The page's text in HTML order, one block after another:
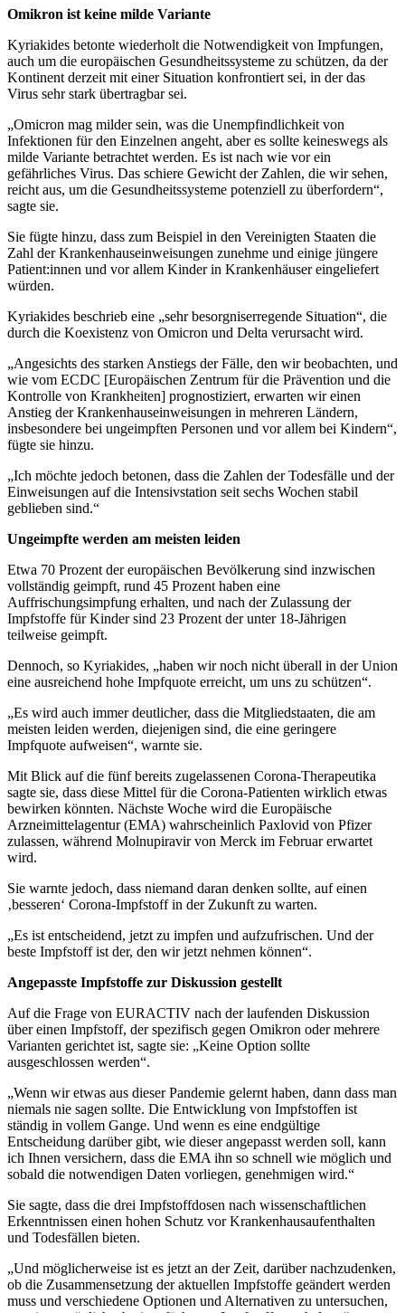
Omikron ist keine milde Variante
Kyriakides betonte wiederholt die Notwendigkeit von Impfungen,
auch um die europäischen Gesundheitssysteme zu schützen, da der
Kontinent derzeit mit einer Situation konfrontiert sei, in der das
Virus sehr stark übertragbar sei.
„Omicron mag milder sein, was die Unempfindlichkeit von
Infektionen für den Einzelnen angeht, aber es sollte keineswegs als
milde Variante betrachtet werden. Es ist nach wie vor ein
gefährliches Virus. Das schiere Gewicht der Zahlen, die wir sehen,
reicht aus, um die Gesundheitssysteme potenziell zu überfordern“,
sagte sie.
Sie fügte hinzu, dass zum Beispiel in den Vereinigten Staaten die
Zahl der Krankenhauseinweisungen zunehme und einige jüngere
Patient:innen und vor allem Kinder in Krankenhäuser eingeliefert
würden.
Kyriakides beschrieb eine „sehr besorgniserregende Situation“, die
durch die Koexistenz von Omicron und Delta verursacht wird.
„Angesichts des starken Anstiegs der Fälle, den wir beobachten, und
wie vom ECDC [Europäischen Zentrum für die Prävention und die
Kontrolle von Krankheiten] prognostiziert, erwarten wir einen
Anstieg der Krankenhauseinweisungen in mehreren Ländern,
insbesondere bei ungeimpften Personen und vor allem bei Kindern“,
fügte sie hinzu.
„Ich möchte jedoch betonen, dass die Zahlen der Todesfälle und der
Einweisungen auf die Intensivstation seit sechs Wochen stabil
geblieben sind.“
Ungeimpfte werden am meisten leiden
Etwa 70 Prozent der europäischen Bevölkerung sind inzwischen
vollständig geimpft, rund 45 Prozent haben eine
Auffrischungsimpfung erhalten, und nach der Zulassung der
Impfstoffe für Kinder sind 23 Prozent der unter 18-Jährigen
teilweise geimpft.
Dennoch, so Kyriakides, „haben wir noch nicht überall in der Union
eine ausreichend hohe Impfquote erreicht, um uns zu schützen“.
„Es wird auch immer deutlicher, dass die Mitgliedstaaten, die am
meisten leiden werden, diejenigen sind, die eine geringere
Impfquote aufweisen“, warnte sie.
Mit Blick auf die fünf bereits zugelassenen Corona-Therapeutika
sagte sie, dass diese Mittel für die Corona-Patienten wirklich etwas
bewirken könnten. Nächste Woche wird die Europäische
Arzneimittelagentur (EMA) wahrscheinlich Paxlovid von Pfizer
zulassen, während Molnupiravir von Merck im Februar erwartet
wird.
Sie warnte jedoch, dass niemand daran denken sollte, auf einen
‚besseren‘ Corona-Impfstoff in der Zukunft zu warten.
„Es ist entscheidend, jetzt zu impfen und aufzufrischen. Und der
beste Impfstoff ist der, den wir jetzt nehmen können“.
Angepasste Impfstoffe zur Diskussion gestellt
Auf die Frage von EURACTIV nach der laufenden Diskussion
über einen Impfstoff, der spezifisch gegen Omikron oder mehrere
Varianten gerichtet ist, sagte sie: „Keine Option sollte
ausgeschlossen werden“.
„Wenn wir etwas aus dieser Pandemie gelernt haben, dann dass man
niemals nie sagen sollte. Die Entwicklung von Impfstoffen ist
ständig in vollem Gange. Und wenn es eine endgültige
Entscheidung darüber gibt, wie dieser angepasst werden soll, kann
ich Ihnen versichern, dass die EMA ihn so schnell wie möglich und
sobald die notwendigen Daten vorliegen, genehmigen wird.“
Sie sagte, dass die drei Impfstoffdosen nach wissenschaftlichen
Erkenntnissen einen hohen Schutz vor Krankenhausaufenthalten
und Todesfällen bieten.
„Und möglicherweise ist es jetzt an der Zeit, darüber nachzudenken,
ob die Zusammensetzung der aktuellen Impfstoffe geändert werden
muss und verschiedene Optionen und Alternativen zu untersuchen,